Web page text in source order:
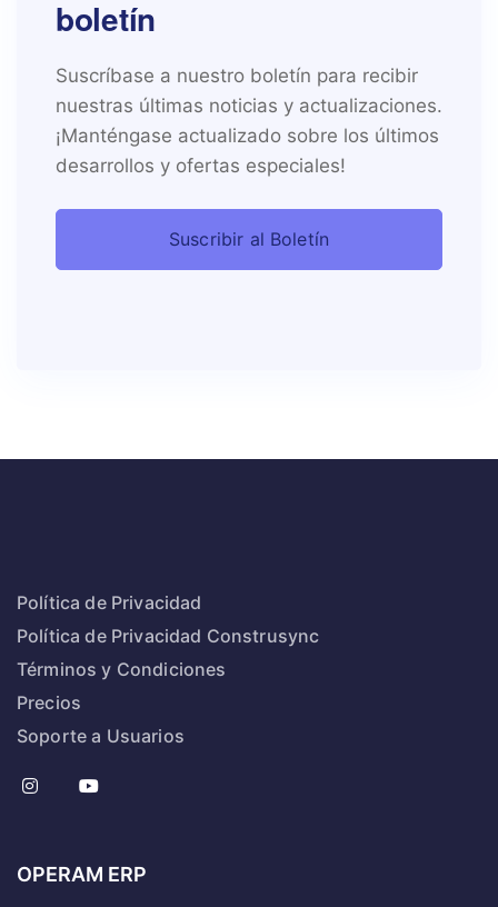
boletín
Suscríbase a nuestro boletín para recibir
nuestras últimas noticias y actualizaciones.
¡Manténgase actualizado sobre los últimos
desarrollos y ofertas especiales!
Política de Privacidad
Política de Privacidad Construsync
Términos y Condiciones
Precios
Soporte a Usuarios
OPERAM ERP